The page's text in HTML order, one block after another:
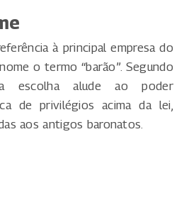
à principal empresa do
o termo “barão”. Segundo
escolha alude ao poder
de privilégios acima da lei,
aos antigos baronatos.